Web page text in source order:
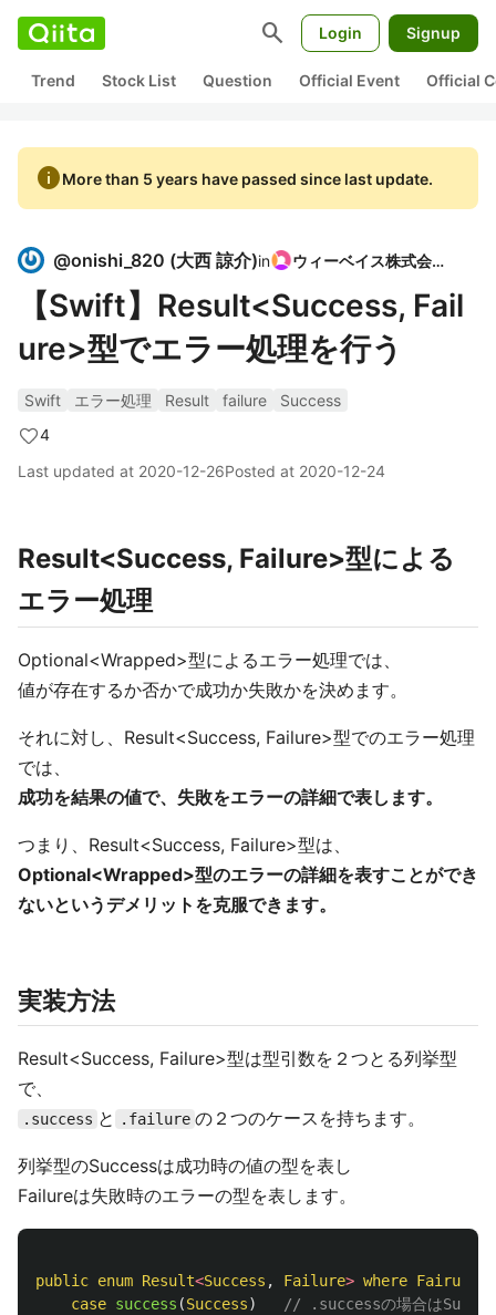
search Login Signup
Trend Stock List Question Official Event Official
infoMore than 5 years have passed since last update.
@onishi_820 (大西 諒介)in ウィーベイス株式会社
【Swift】Result<Success, Fail
ure>型でエラー処理を行う
Swift エラー処理 Result failure
Success
4
Last updated at 2020-12-26Posted at 2020-12-24
Result<Success, Failure>型による
エラー処理
Optional<Wrapped>型によるエラー処理では、
値が存在するか否かで成功か失敗かを決めます。
それに対し、Result<Success, Failure>型でのエラー処理
では、
成功を結果の値で、失敗をエラーの詳細で表します。
つまり、Result<Success, Failure>型は、
Optional<Wrapped>型のエラーの詳細を表すことができ
ないというデメリットを克服できます。
実装方法
Result<Success, Failure>型は型引数を２つとる列挙型
で、
.success と .failure の２つのケースを持ちます。
列挙型のSuccessは成功時の値の型を表し
Failureは失敗時のエラーの型を表します。
public enum Result<Success , Failure> where Fairule
case success (Success)
// .successの場合は